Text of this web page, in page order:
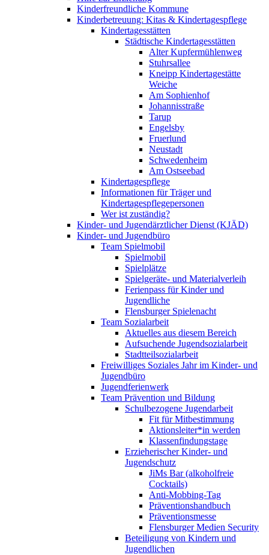
Kinderfreundliche Kommune
Kinderbetreuung: Kitas & Kindertagespflege
Kindertagesstätten
Städtische Kindertagesstätten
Alter Kupfermühlenweg
Stuhrsallee
Kneipp Kindertagestätte
Weiche
Am Sophienhof
Johannisstraße
Tarup
Engelsby
Fruerlund
Neustadt
Schwedenheim
Am Ostseebad
Kindertagespflege
Informationen für Träger und
Kindertagespflegepersonen
Wer ist zuständig?
Kinder- und Jugendärztlicher Dienst (KJÄD)
Kinder- und Jugendbüro
Team Spielmobil
Spielmobil
Spielplätze
Spielgeräte- und Materialverleih
Ferienpass für Kinder und
Jugendliche
Flensburger Spielenacht
Team Sozialarbeit
Aktuelles aus diesem Bereich
Aufsuchende Jugendsozialarbeit
Stadtteilsozialarbeit
Freiwilliges Soziales Jahr im Kinder- und
Jugendbüro
Jugendferienwerk
Team Prävention und Bildung
Schulbezogene Jugendarbeit
Fit für Mitbestimmung
Aktionsleiter*in werden
Klassenfindungstage
Erzieherischer Kinder- und
Jugendschutz
JiMs Bar (alkoholfreie
Cocktails)
Anti-Mobbing-Tag
Präventionshandbuch
Präventionsmesse
Flensburger Medien Security
Beteiligung von Kindern und
Jugendlichen